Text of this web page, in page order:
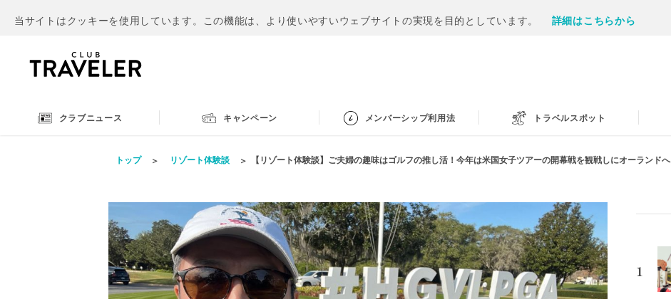
当サイトはクッキーを使用しています。この機能は、より使いやすいウェブサイトの実現を目的としています。 詳細はこちらから
クラブニュース キャンペーン メンバーシップ利用法 トラベルスポット
トップ リゾート体験談 【リゾート体験談】ご夫婦の趣味はゴルフの推し活！今年は米国女子ツアーの開幕戦を観戦しにオーランドへ